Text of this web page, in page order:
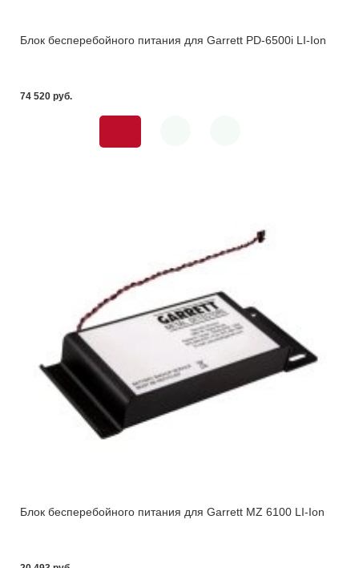
Блок бесперебойного питания для Garrett PD-6500i LI-Ion
74 520 pуб.
Блок бесперебойного питания для Garrett MZ 6100 LI-Ion